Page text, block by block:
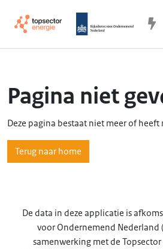
Pagina niet
Deze pagina bestaat niet meer of
Terug naar home
De data in deze applicatie is
voor Ondernemend Nederland
samenwerking met de